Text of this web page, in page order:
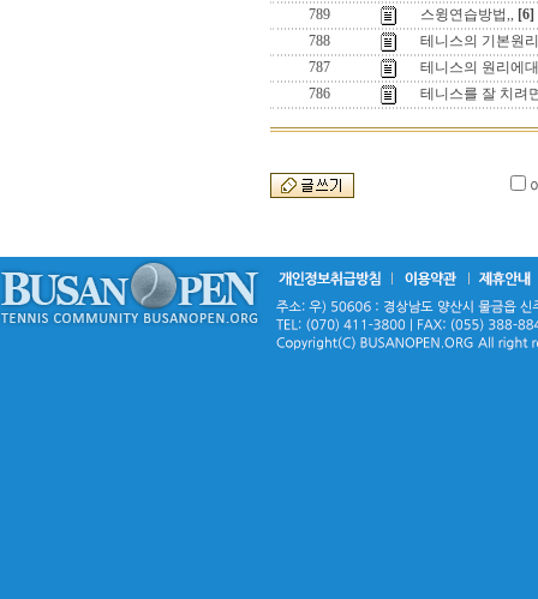
789
스윙연습방법,, [6]
788
테니스의 기본원
787
테니스의 원리에
786
테니스를 잘 치려